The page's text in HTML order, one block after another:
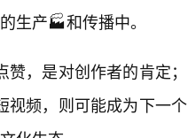
生产🏭和传播中。
，是对创作者的肯定；
视频，则可能成为下一个